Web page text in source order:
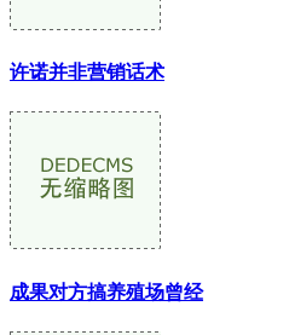
许诺并非营销话术
成果对方搞养殖场曾经